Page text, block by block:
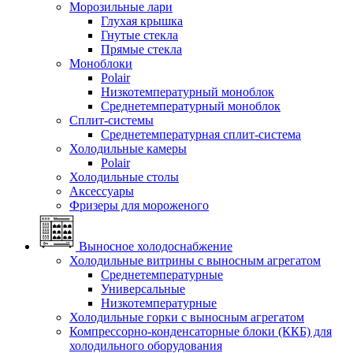
Морозильные лари
Глухая крышка
Гнутые стекла
Прямые стекла
Моноблоки
Polair
Низкотемпературный моноблок
Среднетемпературный моноблок
Сплит-системы
Среднетемпературная сплит-система
Холодильные камеры
Polair
Холодильные столы
Аксессуары
Фризеры для мороженого
Выносное холодоснабжение
Холодильные витрины с выносным агрегатом
Среднетемпературные
Универсальные
Низкотемпературные
Холодильные горки с выносным агрегатом
Компрессорно-конденсаторные блоки (ККБ) для
холодильного оборудования